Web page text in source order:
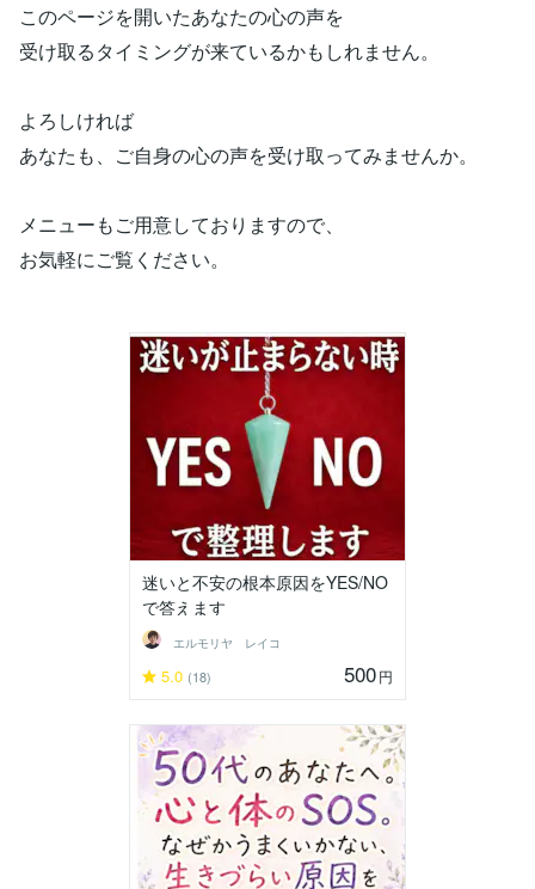
このページを開いたあなたの心の声を
受け取るタイミングが来ているかもしれません。
よろしければ
あなたも、ご自身の心の声を受け取ってみませんか。
メニューもご用意しておりますので、
お気軽にご覧ください。
迷いと不安の根本原因をYES/NO
で答えます
エルモリヤ レイコ
5.0 (18) 500円